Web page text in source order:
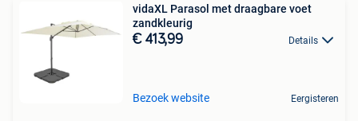
vidaXL Parasol met draagbare voet
zandkleurig
€ 413,99 Details
Bezoek website Eergisteren